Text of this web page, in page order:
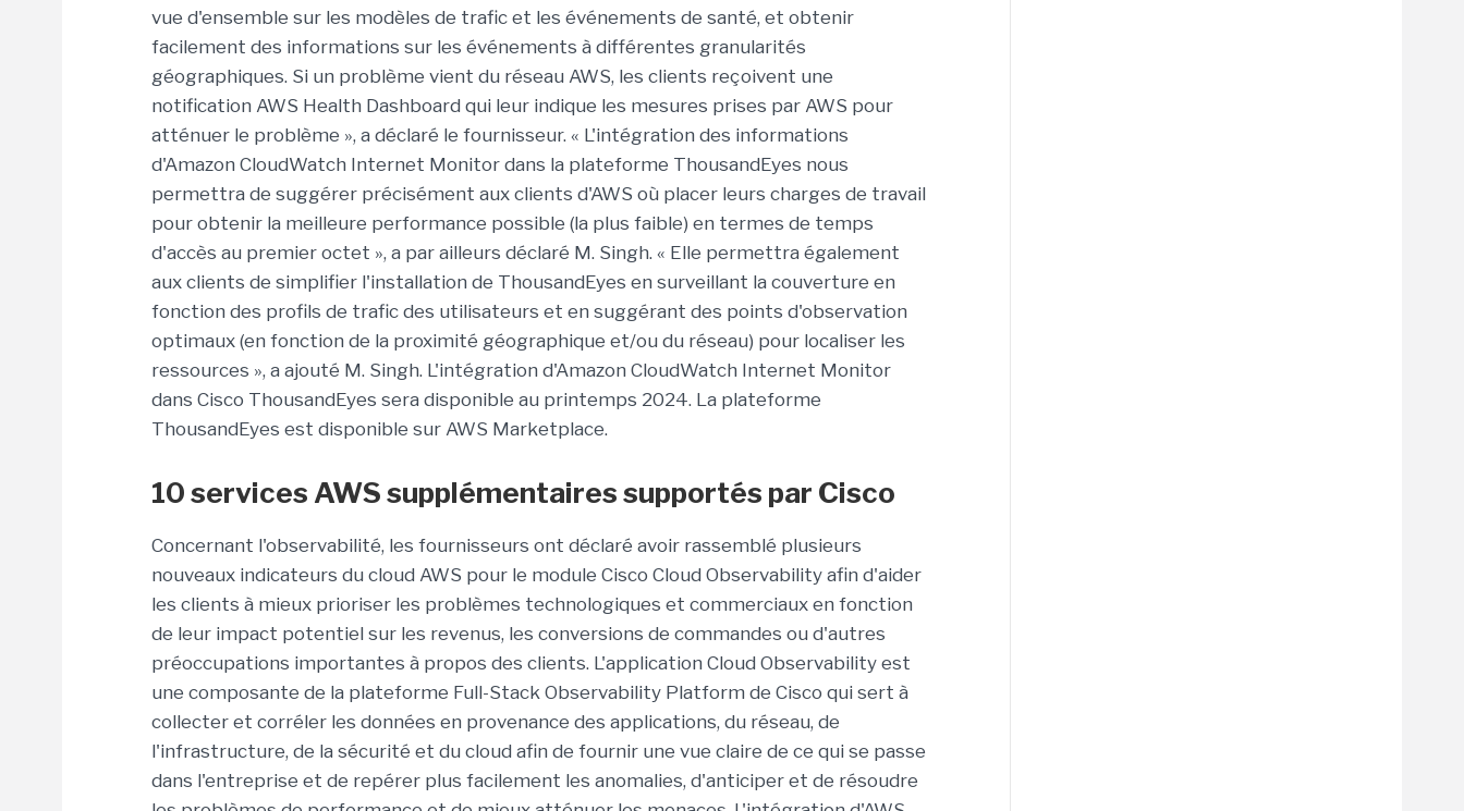
vue d'ensemble sur les modèles de trafic et les événements de santé, et obtenir
facilement des informations sur les événements à différentes granularités
géographiques. Si un problème vient du réseau AWS, les clients reçoivent une
notification AWS Health Dashboard qui leur indique les mesures prises par AWS pour
atténuer le problème », a déclaré le fournisseur. « L'intégration des informations
d'Amazon CloudWatch Internet Monitor dans la plateforme ThousandEyes nous
permettra de suggérer précisément aux clients d'AWS où placer leurs charges de travail
pour obtenir la meilleure performance possible (la plus faible) en termes de temps
d'accès au premier octet », a par ailleurs déclaré M. Singh. « Elle permettra également
aux clients de simplifier l'installation de ThousandEyes en surveillant la couverture en
fonction des profils de trafic des utilisateurs et en suggérant des points d'observation
optimaux (en fonction de la proximité géographique et/ou du réseau) pour localiser les
ressources », a ajouté M. Singh. L'intégration d'Amazon CloudWatch Internet Monitor
dans Cisco ThousandEyes sera disponible au printemps 2024. La plateforme
ThousandEyes est disponible sur AWS Marketplace.
10 services AWS supplémentaires supportés par Cisco
Concernant l'observabilité, les fournisseurs ont déclaré avoir rassemblé plusieurs
nouveaux indicateurs du cloud AWS pour le module Cisco Cloud Observability afin d'aider
les clients à mieux prioriser les problèmes technologiques et commerciaux en fonction
de leur impact potentiel sur les revenus, les conversions de commandes ou d'autres
préoccupations importantes à propos des clients. L'application Cloud Observability est
une composante de la plateforme Full-Stack Observability Platform de Cisco qui sert à
collecter et corréler les données en provenance des applications, du réseau, de
l'infrastructure, de la sécurité et du cloud afin de fournir une vue claire de ce qui se passe
dans l'entreprise et de repérer plus facilement les anomalies, d'anticiper et de résoudre